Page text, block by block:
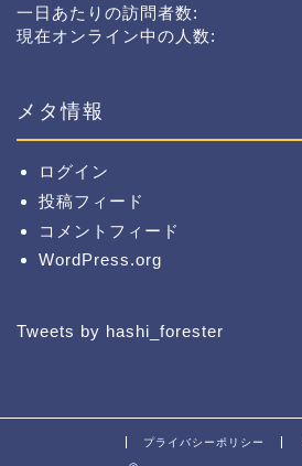
一日あたりの訪問者数:
現在オンライン中の人数:
メタ情報
ログイン
投稿フィード
コメントフィード
WordPress.org
Tweets by hashi_forester
プライバシーポリシー